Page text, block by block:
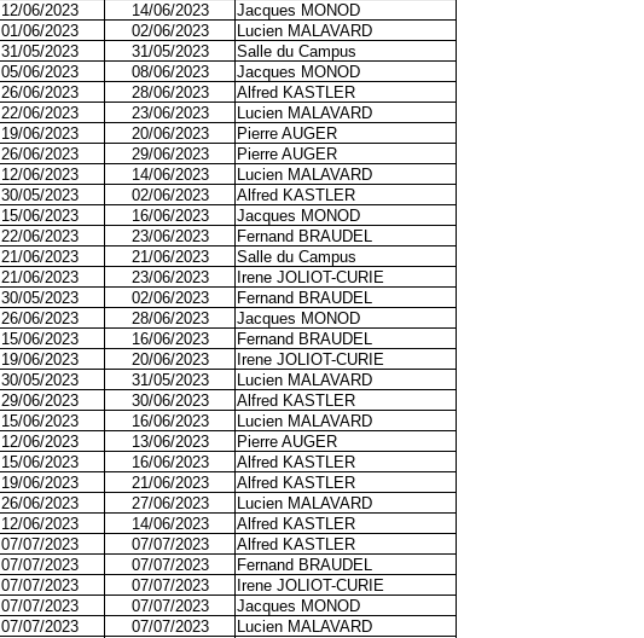
12/06/2023 14/06/2023
Jacques MONOD
01/06/2023 02/06/2023
Lucien MALAVARD
31/05/2023 31/05/2023
Salle du Campus
05/06/2023 08/06/2023
Jacques MONOD
26/06/2023 28/06/2023
Alfred KASTLER
22/06/2023 23/06/2023
Lucien MALAVARD
19/06/2023 20/06/2023
Pierre AUGER
26/06/2023 29/06/2023
Pierre AUGER
12/06/2023 14/06/2023
Lucien MALAVARD
30/05/2023 02/06/2023
Alfred KASTLER
15/06/2023 16/06/2023
Jacques MONOD
22/06/2023 23/06/2023
Fernand BRAUDEL
21/06/2023 21/06/2023
Salle du Campus
21/06/2023 23/06/2023
Irene JOLIOT-CURIE
30/05/2023 02/06/2023
Fernand BRAUDEL
26/06/2023 28/06/2023
Jacques MONOD
15/06/2023 16/06/2023
Fernand BRAUDEL
19/06/2023 20/06/2023
Irene JOLIOT-CURIE
30/05/2023 31/05/2023
Lucien MALAVARD
29/06/2023 30/06/2023
Alfred KASTLER
15/06/2023 16/06/2023
Lucien MALAVARD
12/06/2023 13/06/2023
Pierre AUGER
15/06/2023 16/06/2023
Alfred KASTLER
19/06/2023 21/06/2023
Alfred KASTLER
26/06/2023 27/06/2023
Lucien MALAVARD
12/06/2023 14/06/2023
Alfred KASTLER
07/07/2023 07/07/2023
Alfred KASTLER
07/07/2023 07/07/2023
Fernand BRAUDEL
07/07/2023 07/07/2023
Irene JOLIOT-CURIE
07/07/2023 07/07/2023
Jacques MONOD
07/07/2023 07/07/2023 Lucien MALAVARD